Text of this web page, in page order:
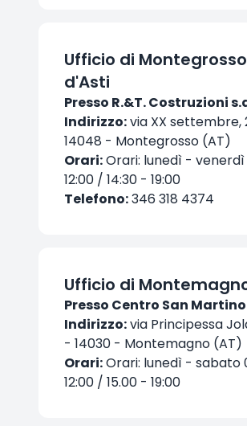
Ufficio di Montegrosso
d'Asti
Presso R.&T. Costruzioni
Indirizzo:via XX settembre,
14048 - Montegrosso (AT)
Orari:Orari: lunedì - venerdì
12:00 / 14:30 - 19:00
Telefono:346 318 4374
Ufficio di
Presso Centro San Martino
Indirizzo:via Principessa
- 14030 - Montemagno (AT)
Orari:Orari: lunedì - sabato
12:00 / 15.00 - 19:00